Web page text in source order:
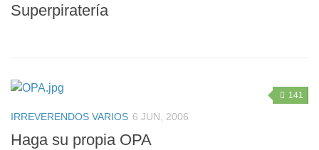
Superpiratería
141
IRREVERENDOS VARIOS 6 JUN, 2006
Haga su propia OPA